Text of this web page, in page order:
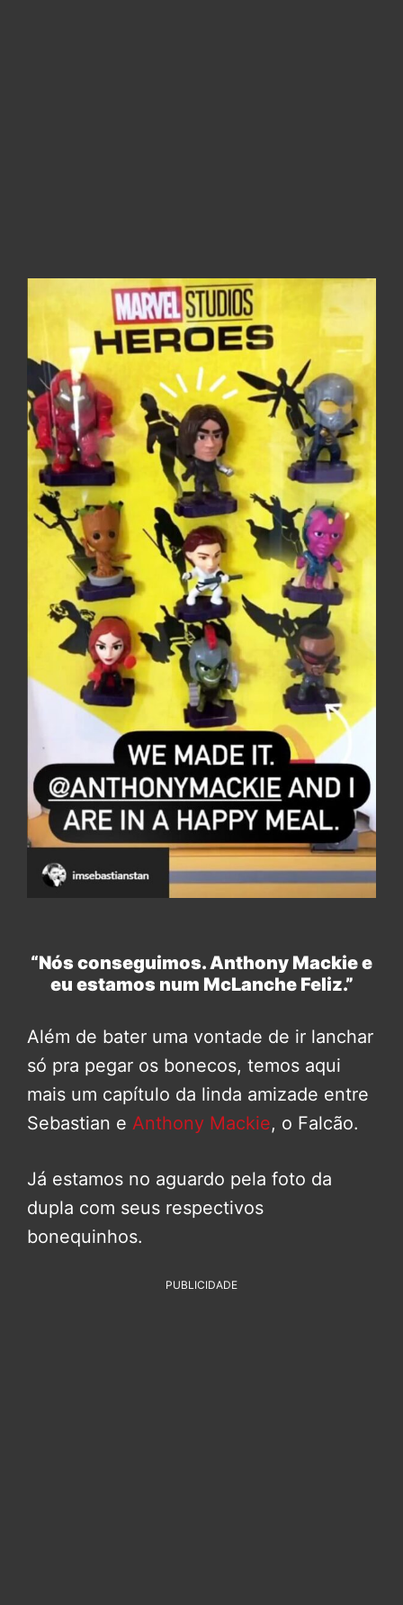
“Nós conseguimos. Anthony Mackie e
eu estamos num McLanche Feliz.”
Além de bater uma vontade de ir lanchar
só pra pegar os bonecos, temos aqui
mais um capítulo da linda amizade entre
Sebastian e Anthony Mackie, o Falcão.
Já estamos no aguardo pela foto da
dupla com seus respectivos
bonequinhos.
PUBLICIDADE